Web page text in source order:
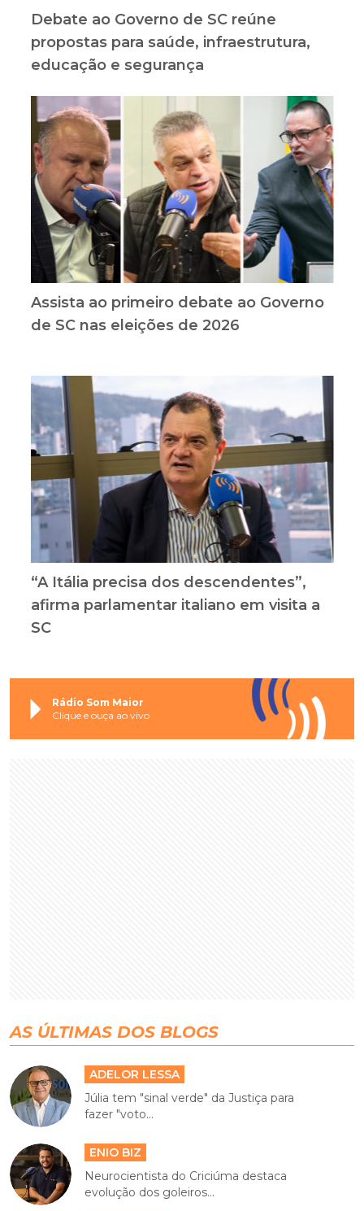
Debate ao Governo de SC reúne
propostas para saúde, infraestrutura,
educação e segurança
Assista ao primeiro debate ao Governo
de SC nas eleições de 2026
“A Itália precisa dos descendentes”,
afirma parlamentar italiano em visita a
SC
Rádio Som Maior
Clique e ouça ao vivo
AS ÚLTIMAS DOS BLOGS
ADELOR LESSA
Júlia tem "sinal verde" da Justiça para
fazer "voto...
ENIO BIZ
Neurocientista do Criciúma destaca
evolução dos goleiros...